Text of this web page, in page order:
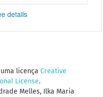
details
licença Creative
License.
Melles, Ilka Maria